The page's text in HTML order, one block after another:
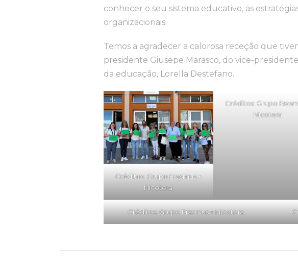
conhecer o seu sistema educativo, as
organizacionais.
Temos a agradecer a calorosa receção que
presidente Giusepe Marasco, do vice-
da educação, Lorella Destefano.
Créditos: Grupo Erasmus +
Nicotera
Créditos: Grupo
Nicotera
Créditos: Grupo Erasmus + Nicotera